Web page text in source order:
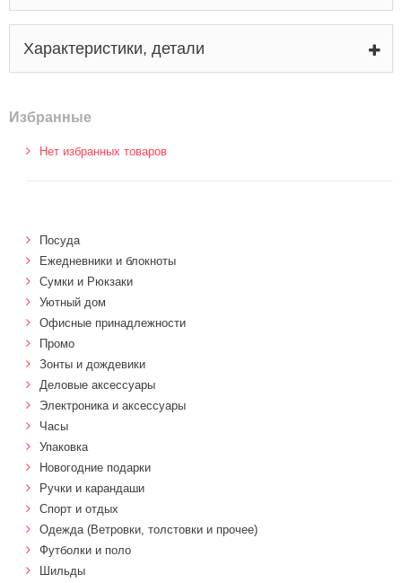
Характеристики, детали
Избранные
Нет избранных товаров
Посуда
Ежедневники и блокноты
Сумки и Рюкзаки
Уютный дом
Офисные принадлежности
Промо
Зонты и дождевики
Деловые аксессуары
Электроника и аксессуары
Часы
Упаковка
Новогодние подарки
Ручки и карандаши
Спорт и отдых
Одежда (Ветровки, толстовки и прочее)
Футболки и поло
Шильды